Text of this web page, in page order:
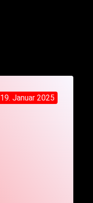
19. Januar 2025